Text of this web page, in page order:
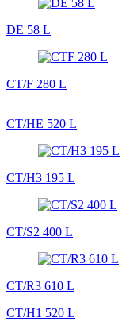
DE 58 L
CT/F 280 L
CT/HE 520 L
CT/H3 195 L
CT/S2 400 L
CT/R3 610 L
CT/H1 520 L